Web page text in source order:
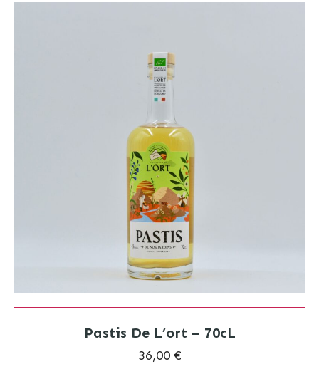
Pastis De L’ort – 70cL
36,00 €